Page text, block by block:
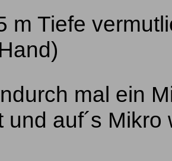
m Tiefe
mal ein
und auf´s Mikro